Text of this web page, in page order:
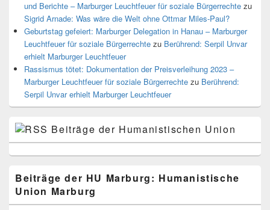
und Berichte – Marburger Leuchtfeuer für soziale Bürgerrechte zu
Sigrid Arnade: Was wäre die Welt ohne Ottmar Miles-Paul?
Geburtstag gefeiert: Marburger Delegation in Hanau – Marburger
Leuchtfeuer für soziale Bürgerrechte zu Berührend: Serpil Unvar
erhielt Marburger Leuchtfeuer
Rassismus tötet: Dokumentation der Preisverleihung 2023 –
Marburger Leuchtfeuer für soziale Bürgerrechte zu Berührend:
Serpil Unvar erhielt Marburger Leuchtfeuer
Beiträge der Humanistischen Union
Beiträge der HU Marburg: Humanistische
Union Marburg